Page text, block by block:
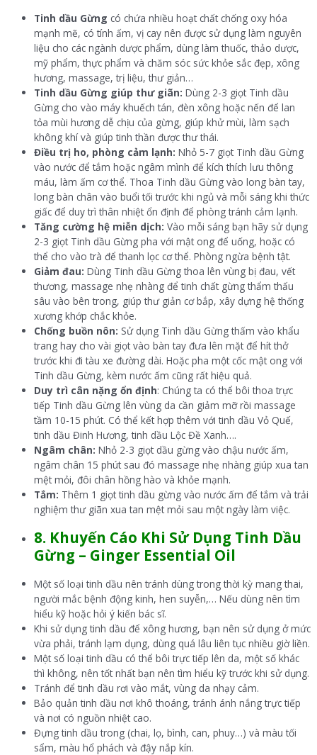
Tinh dầu Gừng có chứa nhiều hoạt chất chống oxy hóa
mạnh mẽ, có tính ấm, vị cay nên được sử dụng làm nguyên
liệu cho các ngành dược phẩm, dùng làm thuốc, thảo dược,
mỹ phẩm, thực phẩm và chăm sóc sức khỏe sắc đẹp, xông
hương, massage, trị liệu, thư giản…
Tinh dầu Gừng giúp thư giãn: Dùng 2-3 giọt Tinh dầu
Gừng cho vào máy khuếch tán, đèn xông hoặc nến để lan
tỏa mùi hương dễ chịu của gừng, giúp khử mùi, làm sạch
không khí và giúp tinh thần được thư thái.
Điều trị ho, phòng cảm lạnh: Nhỏ 5-7 giọt Tinh dầu Gừng
vào nước để tắm hoặc ngâm mình để kích thích lưu thông
máu, làm ấm cơ thể. Thoa Tinh dầu Gừng vào long bàn tay,
long bàn chân vào buổi tối trước khi ngủ và mỗi sáng khi thức
giấc để duy trì thân nhiệt ổn định để phòng tránh cảm lạnh.
Tăng cường hệ miễn dịch: Vào mỗi sáng bạn hãy sử dụng
2-3 giọt Tinh dầu Gừng pha với mật ong để uống, hoặc có
thể cho vào trà để thanh lọc cơ thể. Phòng ngừa bệnh tật.
Giảm đau: Dùng Tinh dầu Gừng thoa lên vùng bị đau, vết
thương, massage nhẹ nhàng để tinh chất gừng thẩm thấu
sâu vào bên trong, giúp thư giản cơ bắp, xây dựng hệ thống
xương khớp chắc khỏe.
Chống buồn nôn: Sử dụng Tinh dầu Gừng thấm vào khẩu
trang hay cho vài giọt vào bàn tay đưa lên mặt để hít thở
trước khi đi tàu xe đường dài. Hoặc pha một cốc mật ong với
Tinh dầu Gừng, kèm nước ấm cũng rất hiệu quả.
Duy trì cân nặng ổn định: Chúng ta có thể bôi thoa trực
tiếp Tinh dầu Gừng lên vùng da cần giảm mỡ rồi massage
tầm 10-15 phút. Có thể kết hợp thêm với tinh dầu Vỏ Quế,
tinh dầu Đinh Hương, tinh dầu Lộc Đề Xanh….
Ngâm chân: Nhỏ 2-3 giọt dầu gừng vào chậu nước ấm,
ngâm chân 15 phút sau đó massage nhẹ nhàng giúp xua tan
mệt mỏi, đôi chân hồng hào và khỏe mạnh.
Tắm: Thêm 1 giọt tinh dầu gừng vào nước ấm để tắm và trải
nghiệm thư giãn xua tan mệt mỏi sau một ngày làm việc.
8. Khuyến Cáo Khi Sử Dụng Tinh Dầu
Gừng – Ginger Essential Oil
Một số loại tinh dầu nên tránh dùng trong thời kỳ mang thai,
người mắc bệnh động kinh, hen suyễn,… Nếu dùng nên tìm
hiểu kỹ hoặc hỏi ý kiến bác sĩ.
Khi sử dụng tinh dầu để xông hương, bạn nên sử dụng ở mức
vừa phải, tránh lạm dụng, dùng quá lâu liên tục nhiều giờ liền.
Một số loại tinh dầu có thể bôi trực tiếp lên da, một số khác
thì không, nên tốt nhất bạn nên tìm hiểu kỹ trước khi sử dụng.
Tránh để tinh dầu rơi vào mắt, vùng da nhạy cảm.
Bảo quản tinh dầu nơi khô thoáng, tránh ánh nắng trực tiếp
và nơi có nguồn nhiệt cao.
Đựng tinh dầu trong (chai, lọ, bình, can, phuy…) và màu tối
sẩm, màu hổ phách và đậy nắp kín.